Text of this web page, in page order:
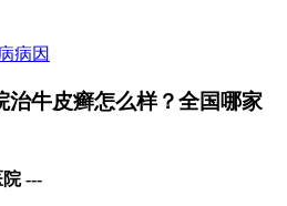
病因
治牛皮癣怎么样？全国哪家
---